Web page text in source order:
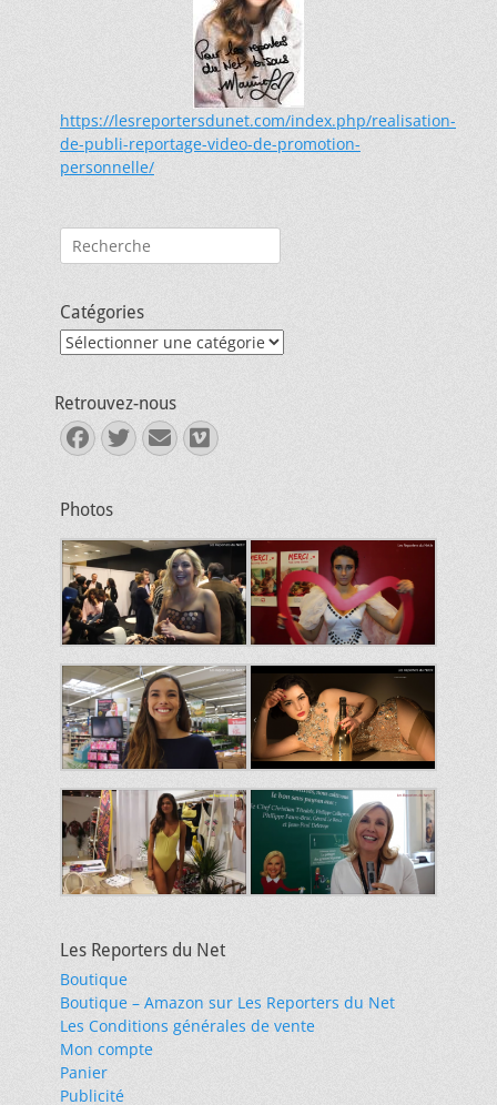
https://lesreportersdunet.com/index.php/realisation-
de-publi-reportage-video-de-promotion-
personnelle/
Rechercher :
Catégories
Catégories
Retrouvez-nous
Facebook
Twitter
E-
mail
Vimeo
Photos
Les Reporters du Net
Boutique
Boutique – Amazon sur Les Reporters du Net
Les Conditions générales de vente
Mon compte
Panier
Publicité